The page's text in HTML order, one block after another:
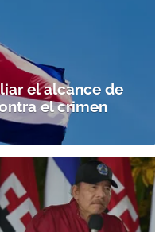
el alcance de
el crimen